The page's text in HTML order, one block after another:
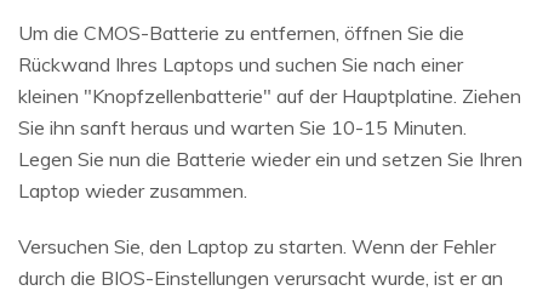
Um die CMOS-Batterie zu entfernen, öffnen Sie die
Rückwand Ihres Laptops und suchen Sie nach einer
kleinen "Knopfzellenbatterie" auf der Hauptplatine. Ziehen
Sie ihn sanft heraus und warten Sie 10-15 Minuten.
Legen Sie nun die Batterie wieder ein und setzen Sie Ihren
Laptop wieder zusammen.
Versuchen Sie, den Laptop zu starten. Wenn der Fehler
durch die BIOS-Einstellungen verursacht wurde, ist er an